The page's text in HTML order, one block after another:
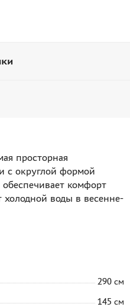
просторная
с округлой формой
комфорт
воды в весенне-
290 см
145 см